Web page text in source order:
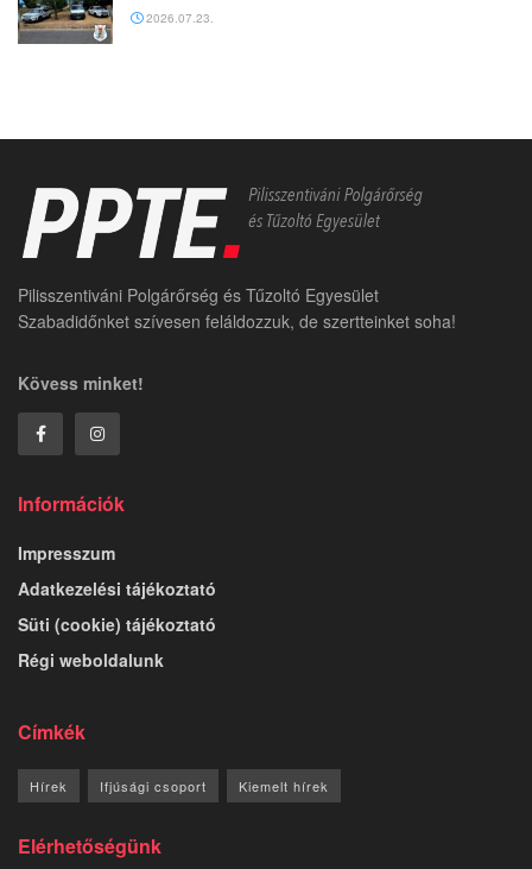
2026.07.23.
Pilisszentiváni Polgárőrség és Tűzoltó Egyesület
Szabadidőnket szívesen feláldozzuk, de szertteinket soha!
Kövess minket!
Információk
Impresszum
Adatkezelési tájékoztató
Süti (cookie) tájékoztató
Régi weboldalunk
Címkék
Hírek Ifjúsági csoport Kiemelt hírek
Elérhetőségünk